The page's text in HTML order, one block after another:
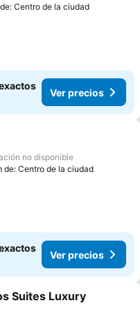
Centro de la ciudad
Ver precios
a favoritos
no disponible
de: Centro de la ciudad
Ver precios
a favoritos
Suites Luxury